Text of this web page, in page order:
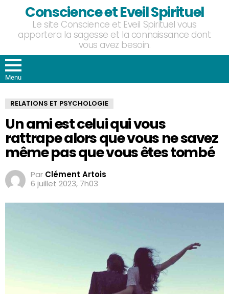
Conscience et Eveil Spirituel
Le site Conscience et Eveil Spirituel vous
apportera la sagesse et la connaissance dont
vous avez besoin.
Menu
RELATIONS ET PSYCHOLOGIE
Un ami est celui qui vous
rattrape alors que vous ne savez
même pas que vous êtes tombé
Par Clément Artois
6 juillet 2023, 7h03